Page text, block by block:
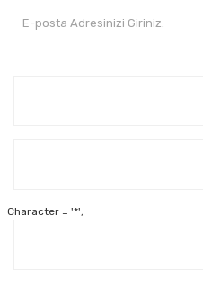
Character = '*';